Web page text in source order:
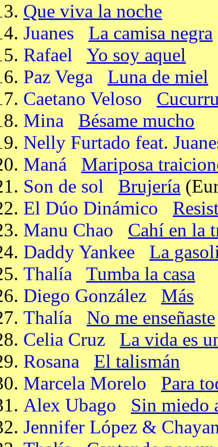
Que viva la noche
Juanes
La camisa negra
Rafael
Yo soy aquel
Paz Vega
Luna de miel
Caetano Veloso
Mina
Bésame mucho
Nelly Furtado feat.
Maná
Mariposa
Son de sol
Brujería
El Dúo Dinámico
Manu Chao
Cahí en la
Daddy Yankee
La
Thalía
Tumba la casa
Diego González
Más
Thalía
No me enseñaste
Celia Cruz
La vida es
Rosana
El talismán
Marcela Morelo
Para
Alex Ubago
Sin miedo
Jennifer López &